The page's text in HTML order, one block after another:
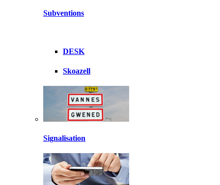
Subventions
DESK
Skoazell
Signalisation